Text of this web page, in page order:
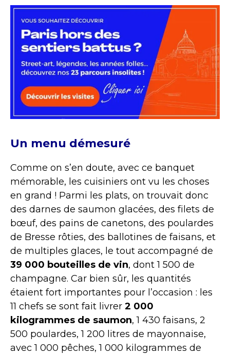
Un menu démesuré
Comme on s’en doute, avec ce banquet
mémorable, les cuisiniers ont vu les choses
en grand ! Parmi les plats, on trouvait donc
des darnes de saumon glacées, des filets de
bœuf, des pains de canetons, des poulardes
de Bresse rôties, des ballotines de faisans, et
de multiples glaces, le tout accompagné de
39 000 bouteilles de vin, dont 1 500 de
champagne. Car bien sûr, les quantités
étaient fort importantes pour l’occasion : les
11 chefs se sont fait livrer 2 000
kilogrammes de saumon, 1 430 faisans, 2
500 poulardes, 1 200 litres de mayonnaise,
avec 1 000 pêches, 1 000 kilogrammes de